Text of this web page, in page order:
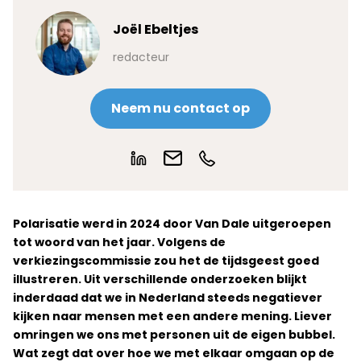
Joël Ebeltjes
redacteur
Neem nu contact op
Polarisatie werd in 2024 door Van Dale uitgeroepen
tot woord van het jaar. Volgens de
verkiezingscommissie zou het de tijdsgeest goed
illustreren. Uit verschillende onderzoeken blijkt
inderdaad dat we in Nederland steeds negatiever
kijken naar mensen met een andere mening. Liever
omringen we ons met personen uit de eigen bubbel.
Wat zegt dat over hoe we met elkaar omgaan op de